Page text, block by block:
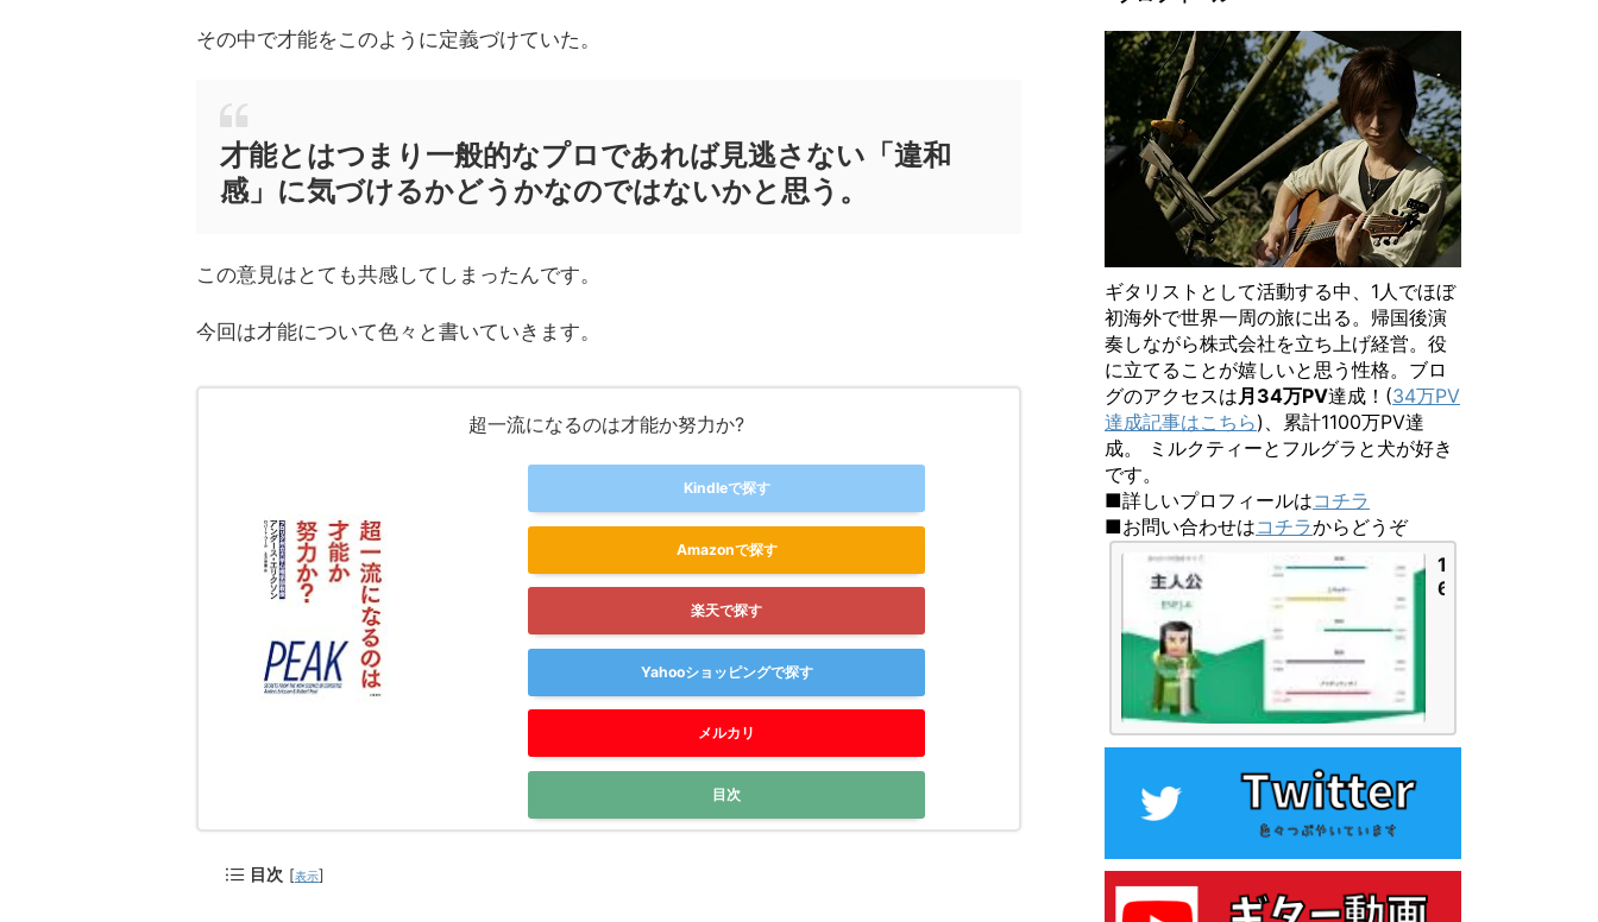
その中で才能をこのように定義づけていた。
才能とはつまり一般的なプロであれば見逃さない「違和
感」に気づけるかどうかなのではないかと思う。
この意見はとても共感してしまったんです。
今回は才能について色々と書いていきます。
超一流になるのは才能か努力か?
Kindleで探す
Amazonで探す
楽天で探す
Yahooショッピングで探す
メルカリ
目次
目次 [表示]
ギタリストとして活動する中、1人でほぼ
初海外で世界一周の旅に出る。帰国後演
奏しながら株式会社を立ち上げ経営。役
に立てることが嬉しいと思う性格。ブロ
グのアクセスは 月34万PV達成！(34万PV
達成記事はこちら)、累計1100万PV達
成。 ミルクティーとフルグラと犬が好き
です。
■詳しいプロフィールはコチラ
■お問い合わせはコチラからどうぞ
1
6
n
a
e